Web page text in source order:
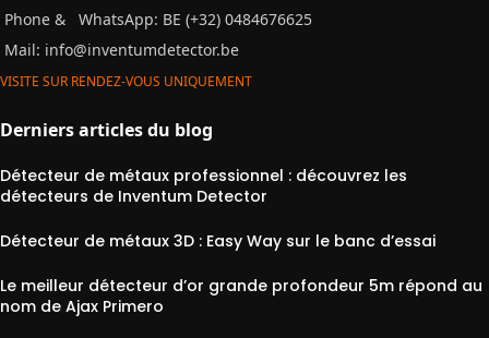
Phone &
WhatsApp: BE (+32) 0484676625
Mail: info@inventumdetector.be
VISITE SUR RENDEZ-VOUS UNIQUEMENT
Derniers articles du blog
Détecteur de métaux professionnel : découvrez les
détecteurs de Inventum Detector
Détecteur de métaux 3D : Easy Way sur le banc d’essai
Le meilleur détecteur d’or grande profondeur 5m répond au
nom de Ajax Primero